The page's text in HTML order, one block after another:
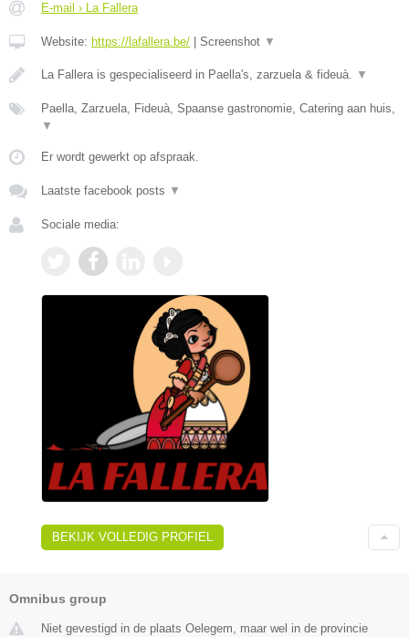
E-mail › La Fallera
Website: https://lafallera.be/ Screenshot ▼
La Fallera is gespecialiseerd in Paella's, zarzuela & fideuà. ▼
Paella, Zarzuela, Fideuà, Spaanse gastronomie, Catering aan huis,
▼
Er wordt gewerkt op afspraak.
Laatste facebook posts ▼
Sociale media:
BEKIJK VOLLEDIG PROFIEL
Omnibus group
Niet gevestigd in de plaats Oelegem, maar wel in de provincie